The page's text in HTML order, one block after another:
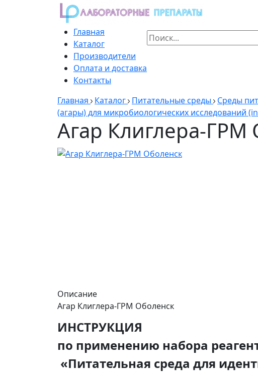
Главная
Каталог
Производители
Оплата и доставка
Контакты
Главная
Каталог Питательные среды Среды
(агары) для микробиологических
Агар Клиглера-ГРМ
Описание
Агар Клиглера-ГРМ Оболенск
ИНСТРУКЦИЯ
по применению набора
«Питательная среда для